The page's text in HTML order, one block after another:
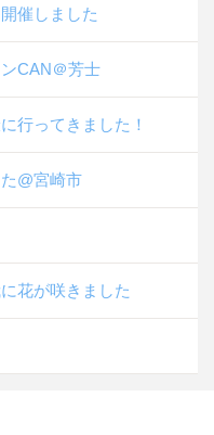
催しました
CAN＠芳士
行ってきました！
@宮崎市
花が咲きました